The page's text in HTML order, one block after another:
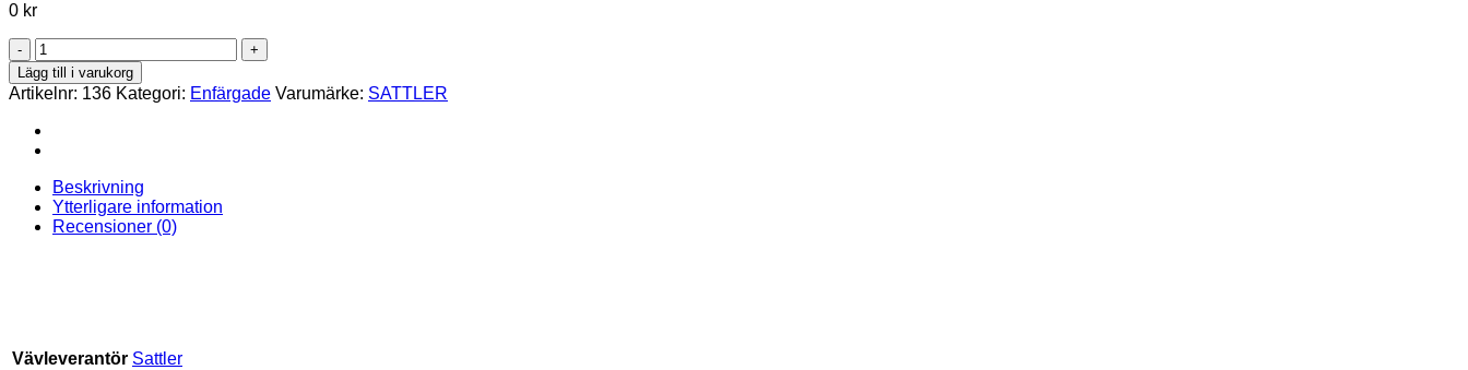
0 kr
314
803
mängd
Lägg till i varukorg
Artikelnr: 136 Kategori: Enfärgade Varumärke: SATTLER
Beskrivning
Ytterligare information
Recensioner (0)
Vävleverantör Sattler